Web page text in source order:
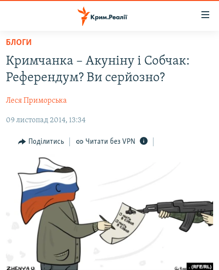
Перейти
основного
матеріалу
Перейти
до
навігації
Перейти
ВОДА.КРИМ
ВІДЕО ТА ФОТО
ПОЛІТИКА
БЛОГИ
ПОГЛЯД
ІНТЕРВ'Ю
ВСЕ ЗА ДЕНЬ
СПЕЦПРОЕКТИ
ДЕПОРТАЦІЯ
ВІДЕОУРОКИ «ELIFBE»
СВІДЧЕННЯ ОКУПАЦІЇ
УКРАЇНСЬКА ПРОБЛЕМА КРИМУ
ЯК ОБІЙТИ БЛОКУВАННЯ
Русский
Qırımtatar
БЛОГИ
Кримчанка – Акуніну і Собчак:
Референдум? Ви серйозно?
Леся Приморська
09 листопад 2014, 13:34
Поділитись Читати без VPN